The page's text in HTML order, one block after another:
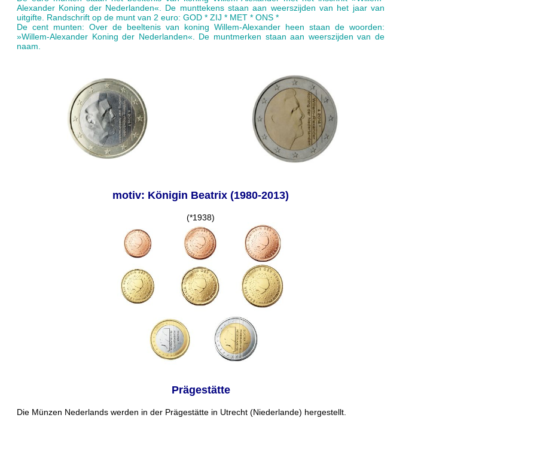
Alexander Koning der Nederlanden«. De munttekens staan aan weerszijden van het jaar van
uitgifte. Randschrift op de munt van 2 euro: GOD * ZIJ * MET * ONS *
De cent munten: Over de beeltenis van koning Willem-Alexander heen staan de woorden:
»Willem-Alexander Koning der Nederlanden«. De muntmerken staan aan weerszijden van de
naam.
motiv: Königin Beatrix (1980-2013)
(*1938)
Prägestätte
Die Münzen Nederlands werden in der Prägestätte in Utrecht (Niederlande) hergestellt.